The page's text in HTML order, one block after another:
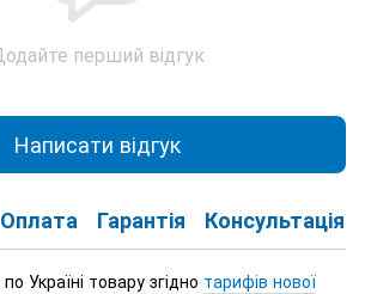
перший відгук
Написати відгук
Оплата Гарантія Консультація
Україні товару згідно тарифів нової